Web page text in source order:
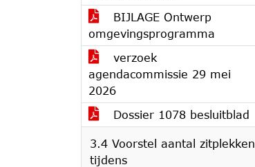
BIJLAGE Ontwerp
omgevingsprogramma
verzoek
agendacommissie 29 mei
2026
Dossier 1078 besluitblad
3.4 Voorstel aantal zitplekken
tijdens